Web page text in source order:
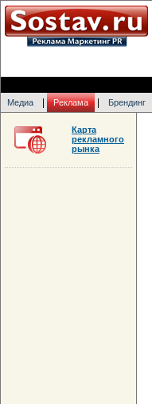
Медиа Реклама Брендинг
Карта
рекламного
рынка